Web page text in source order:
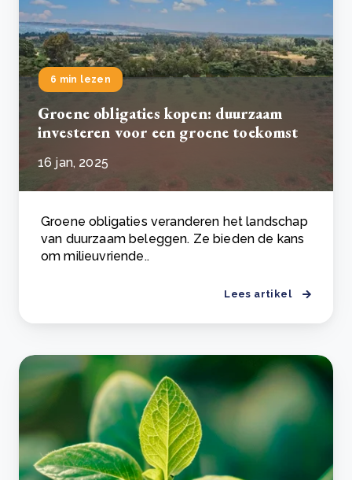
6 min lezen
Groene obligaties kopen: duurzaam
investeren voor een groene toekomst
16 jan, 2025
Groene obligaties veranderen het landschap
van duurzaam beleggen. Ze bieden de kans
om milieuvriende..
Lees artikel